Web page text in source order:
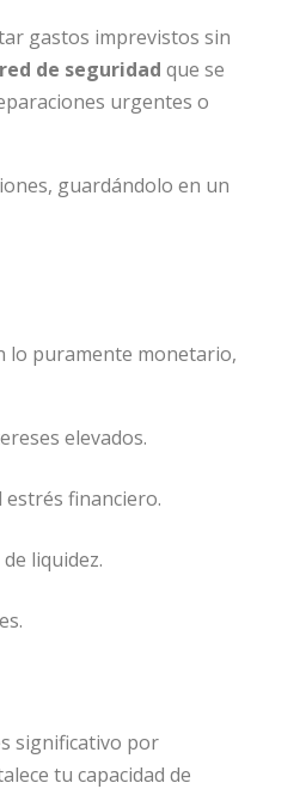
gastos imprevistos sin
de seguridad que se
urgentes o
guardándolo en un
lo puramente monetario,
elevados.
estrés financiero.
liquidez.
significativo por
tu capacidad de